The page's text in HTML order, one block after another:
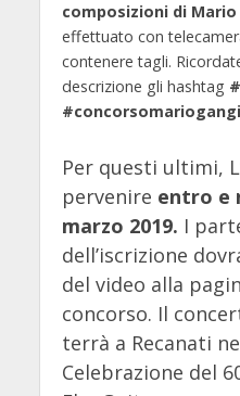
composizioni di Mario
effettuato con
contenere tagli.
descrizione gli hashtag
#concorsomariogangi
Per questi ultimi,
pervenire entro e
marzo 2019. I
dell’iscrizione
del video alla
concorso. Il
terrà a Recanati
Celebrazione del